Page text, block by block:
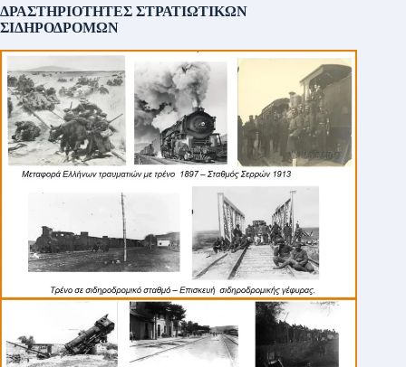
ΔΡΑΣΤΗΡΙΟΤΗΤΕΣ ΣΤΡΑΤΙΩΤΙΚΩΝ
ΣΙΔΗΡΟΔΡΟΜΩΝ